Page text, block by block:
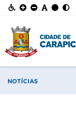
NOTÍCIAS